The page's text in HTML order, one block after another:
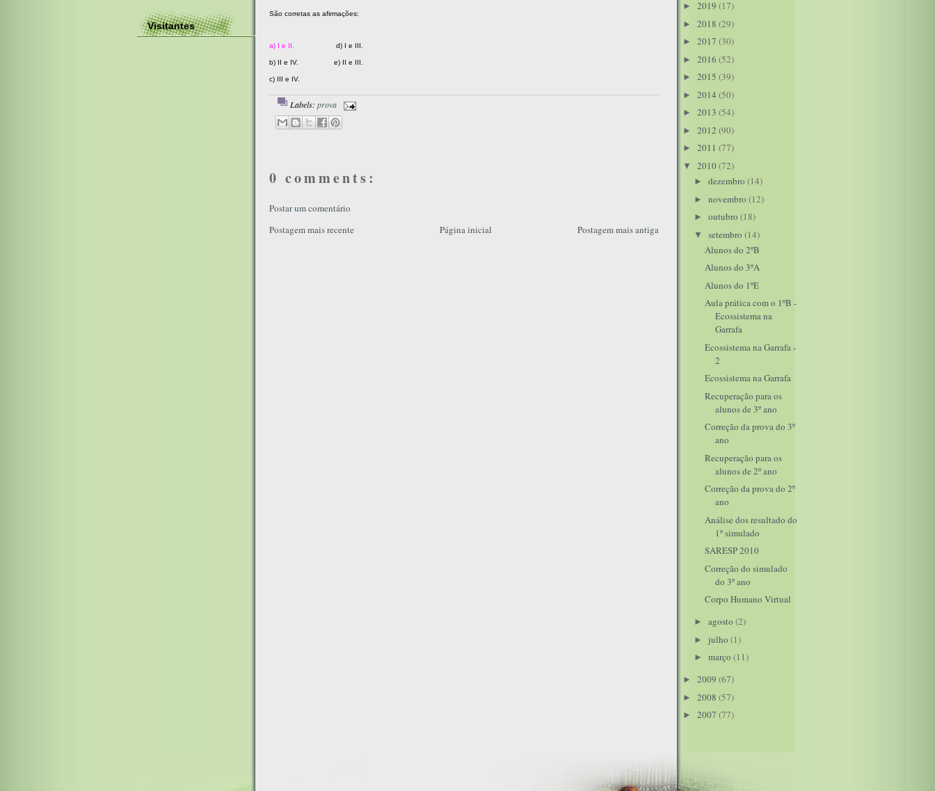
Visitantes
São corretas as afirmações:
a) I e II. d) I e III.
b) II e IV. e) II e III.
c) III e IV.
Labels: prova
0 comments:
Postar um comentário
Postagem mais recente
Postagem mais antiga
Página inicial
► 2019 (17)
► 2018 (29)
► 2017 (30)
► 2016 (52)
► 2015 (39)
► 2014 (50)
► 2013 (54)
► 2012 (90)
► 2011 (77)
▼ 2010 (72)
► dezembro (14)
► novembro (12)
► outubro (18)
▼ setembro (14)
Alunos do 2ºB
Alunos do 3ºA
Alunos do 1ºE
Aula prática com o 1ºB -
Ecossistema na
Garrafa
Ecossistema na Garrafa -
2
Ecossistema na Garrafa
Recuperação para os
alunos de 3º ano
Correção da prova do 3º
ano
Recuperação para os
alunos de 2º ano
Correção da prova do 2º
ano
Análise dos resultado do
1º simulado
SARESP 2010
Correção do simulado
do 3º ano
Corpo Humano Virtual
► agosto (2)
► julho (1)
► março (11)
► 2009 (67)
► 2008 (57)
► 2007 (77)